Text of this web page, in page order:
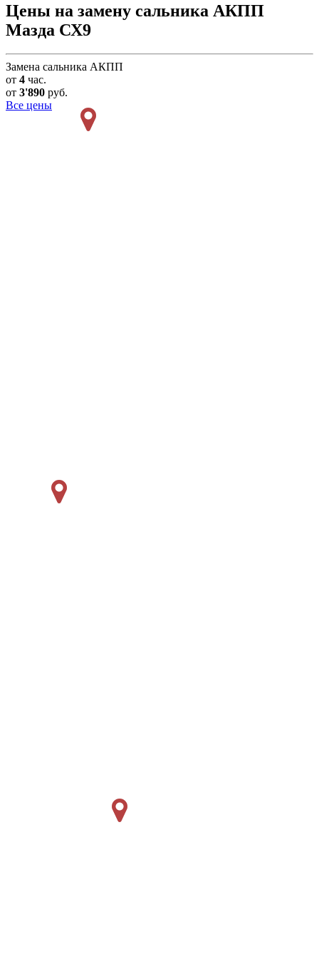
Цены на замену сальника АКПП
Мазда СХ9
Замена сальника АКПП
от 4 час.
от 3'890 руб.
Все цены